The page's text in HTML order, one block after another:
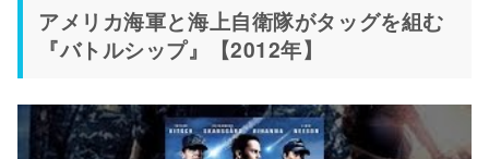
アメリカ海軍と海上自衛隊がタッグを組む
『バトルシップ』【2012年】